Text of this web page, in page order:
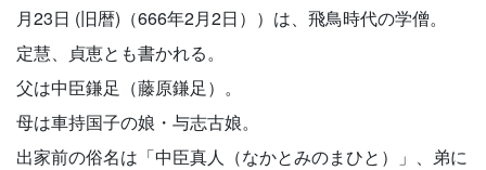
月23日 (旧暦)（666年2月2日））は、飛鳥時代の学僧。
定慧、貞恵とも書かれる。
父は中臣鎌足（藤原鎌足）。
母は車持国子の娘・与志古娘。
出家前の俗名は「中臣真人（なかとみのまひと）」、弟に